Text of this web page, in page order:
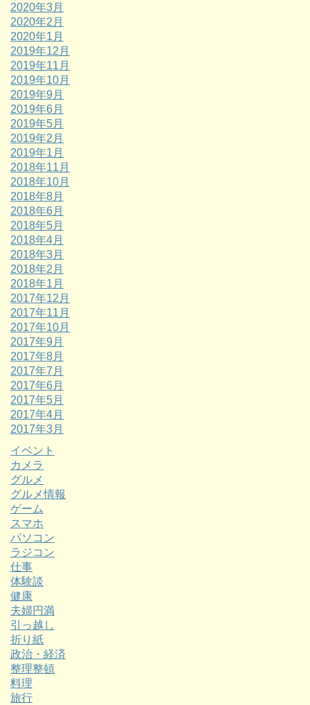
2020年3月
2020年2月
2020年1月
2019年12月
2019年11月
2019年10月
2019年9月
2019年6月
2019年5月
2019年2月
2019年1月
2018年11月
2018年10月
2018年8月
2018年6月
2018年5月
2018年4月
2018年3月
2018年2月
2018年1月
2017年12月
2017年11月
2017年10月
2017年9月
2017年8月
2017年7月
2017年6月
2017年5月
2017年4月
2017年3月
イベント
カメラ
グルメ
グルメ情報
ゲーム
スマホ
パソコン
ラジコン
仕事
体験談
健康
夫婦円満
引っ越し
折り紙
政治・経済
整理整頓
料理
旅行